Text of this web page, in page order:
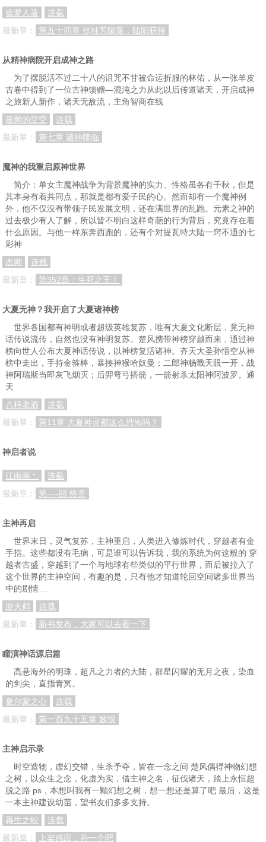
追梦人著
连载
最新章：
第五十四章 张桂芳陨落，陆阳获得
从精神病院开启成神之路
为了摆脱活不过二十八的诅咒不甘被命运折服的林佑，从一张羊皮
古卷中得到了一位古神馈赠—混沌之力从此以后传道诸天，开启成神
之旅新人新作，诸天无敌流，主角智商在线
最帅的空空
连载
最新章：
第七章 诸神降临
魔神的我重启原神世界
简介：单女主魔神战争为背景魔神的实力、性格虽各有千秋，但是
其本身有着共同点，那就是都有爱子民的心。然而却有一个魔神例
外，他不仅没有带领子民发展文明，还在满世界的乱跑。元素之神的
过去极少有人了解，所以皆不明白这样奇葩的行为背后，究竟存在着
什么原因。与他一样东奔西跑的，还有个对提瓦特大陆一窍不通的七
彩神
杰帅
连载
最新章：
第352章：生死之王！
大夏无神？我开启了大夏诸神榜
世界各国都有神明或者超级英雄复苏，唯有大夏文化断层，竟无神
话传说流传，自然也没有神明复苏。楚风携带神榜穿越而来，通过神
榜向世人公布大夏神话传说，以神榜复活诸神。齐天大圣孙悟空从神
榜中走出，手持金箍棒，暴揍神猴哈奴曼；二郎神杨戬天眼一开，战
神阿瑞斯当即灰飞烟灭；后羿弯弓搭箭，一箭射杀太阳神阿波罗。通
天
八杯老酒
连载
最新章：
第11章 大夏神灵都这么恐怖吗？
神启者说
江南南丶
连载
最新章：
第----回 终章
主神再启
世界末日，灵气复苏，主神重启，人类进入修炼时代，穿越者有金
手指。这些都没有毛病，可是谁可以告诉我，我的系统为何这般的 穿
越者古盛，穿越到了一个与地球有些类似的平行世界，而后被拉入了
这个世界的主神空间，有趣的是，只有他才知道轮回空间诸多世界当
中的剧情…
游天鹤
连载
最新章：
新书发布，大家可以去看一下
瞳演神话源启篇
高悬海外的明珠，超凡之力者的大陆，群星闪耀的无月之夜，染血
的剑尖，直指青冥。
夏尔蒙之心
连载
最新章：
第一百九十五章 嫉恨
主神启示录
时空造物，虚幻交错，生杀予夺，皆在一念之间 楚风偶得神物幻想
之树，以众生之念，化虚为实，借主神之名，征伐诸天，踏上永恒超
脱之路 ps，本想叫我有一颗幻想之树，想一想还是算了吧 最后，这是
一本主神建设幼苗，望书友们多多支持。
再生之蛇
连载
最新章：
上架感应，补一个吧